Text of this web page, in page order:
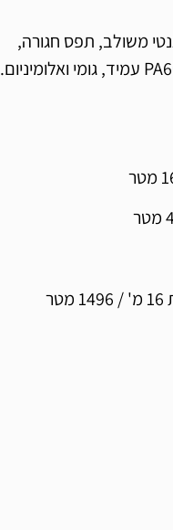
משולב, תפס חגורה,
תושבת לחצובה ושרוך נשיאה. כולל מבנה PA66 עמיד, גומי ואלומיניום.